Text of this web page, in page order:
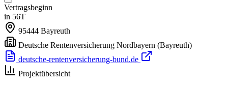
Vertragsbeginn
in 56T
95444 Bayreuth
Deutsche Rentenversicherung Nordbayern (Bayreuth)
deutsche-rentenversicherung-bund.de
Projektübersicht